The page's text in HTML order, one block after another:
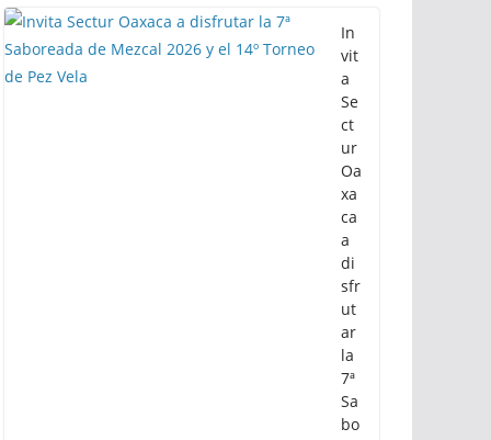
In
vit
a
Se
ct
ur
Oa
xa
ca
a
di
sfr
ut
ar
la
7ª
Sa
bo